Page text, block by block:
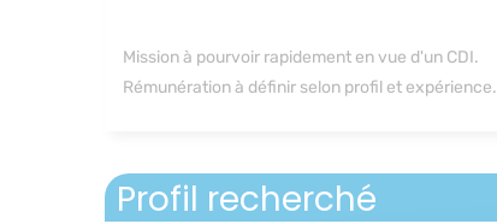
Mission à pourvoir rapidement en vue d'un CDI.
Rémunération à définir selon profil et expérience.
Profil recherché